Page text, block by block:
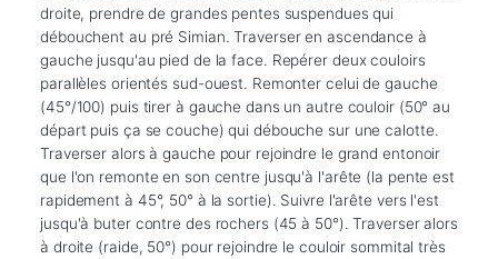
droite, prendre de grandes pentes suspendues qui
débouchent au pré Simian. Traverser en ascendance à
gauche jusqu'au pied de la face. Repérer deux couloirs
parallèles orientés sud-ouest. Remonter celui de gauche
(45°/100) puis tirer à gauche dans un autre couloir (50° au
départ puis ça se couche) qui débouche sur une calotte.
Traverser alors à gauche pour rejoindre le grand entonoir
que l'on remonte en son centre jusqu'à l'arête (la pente est
rapidement à 45°, 50° à la sortie). Suivre l'arête vers l'est
jusqu'à buter contre des rochers (45 à 50°). Traverser alors
à droite (raide, 50°) pour rejoindre le couloir sommital très